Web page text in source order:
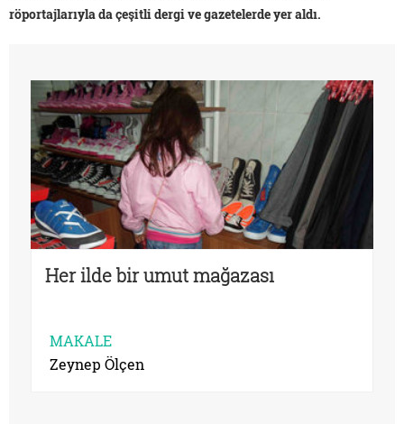
röportajlarıyla da çeşitli dergi ve gazetelerde yer aldı.
Her ilde bir umut mağazası
MAKALE
Zeynep Ölçen